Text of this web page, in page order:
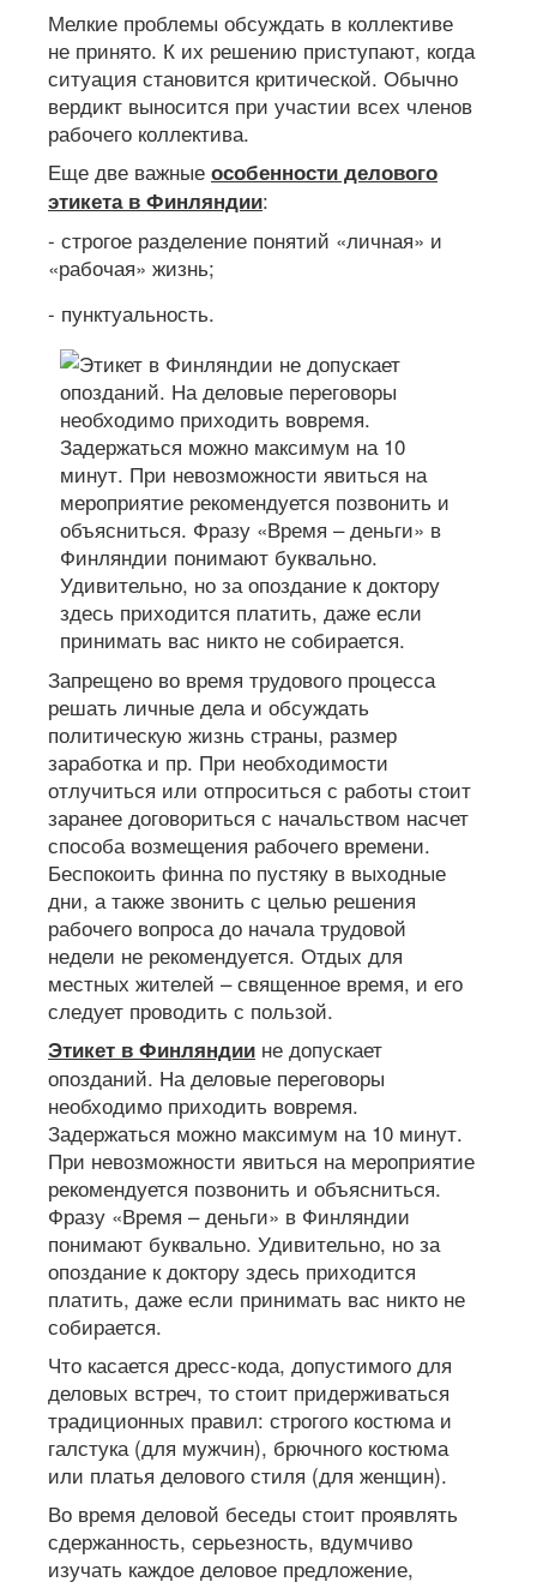
Мелкие проблемы обсуждать в коллективе
не принято. К их решению приступают, когда
ситуация становится критической. Обычно
вердикт выносится при участии всех членов
рабочего коллектива.
Еще две важные особенности делового
этикета в Финляндии:
- строгое разделение понятий «личная» и
«рабочая» жизнь;
- пунктуальность.
Запрещено во время трудового процесса
решать личные дела и обсуждать
политическую жизнь страны, размер
заработка и пр. При необходимости
отлучиться или отпроситься с работы стоит
заранее договориться с начальством насчет
способа возмещения рабочего времени.
Беспокоить финна по пустяку в выходные
дни, а также звонить с целью решения
рабочего вопроса до начала трудовой
недели не рекомендуется. Отдых для
местных жителей – священное время, и его
следует проводить с пользой.
Этикет в Финляндии не допускает
опозданий. На деловые переговоры
необходимо приходить вовремя.
Задержаться можно максимум на 10 минут.
При невозможности явиться на мероприятие
рекомендуется позвонить и объясниться.
Фразу «Время – деньги» в Финляндии
понимают буквально. Удивительно, но за
опоздание к доктору здесь приходится
платить, даже если принимать вас никто не
собирается.
Что касается дресс-кода, допустимого для
деловых встреч, то стоит придерживаться
традиционных правил: строгого костюма и
галстука (для мужчин), брючного костюма
или платья делового стиля (для женщин).
Во время деловой беседы стоит проявлять
сдержанность, серьезность, вдумчиво
изучать каждое деловое предложение,